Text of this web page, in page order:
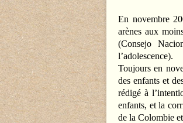
En novembre
arènes aux
(Consejo
l’adolescence).
Toujours en
des enfants et
rédigé à
enfants, et la
de la Colombie